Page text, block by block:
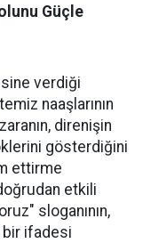
Güçle
verdiği
naaşlarının
direnişin
gösterdiğini
ettirme
etkili
sloganının,
ifadesi